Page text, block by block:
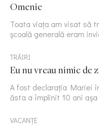
Omenie
Toata viața am visat să
școală generală eram
TRĂIRI
Eu nu vreau nimic de
A fost declarația Mariei
ăsta a împlinit 10 ani
VACANȚE